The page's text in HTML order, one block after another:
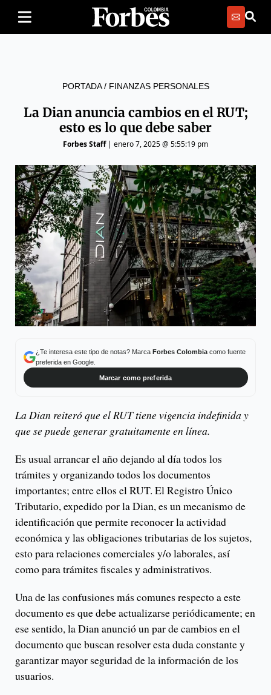
PORTADA/ FINANZAS PERSONALES
La Dian anuncia cambios en el RUT;
esto es lo que debe saber
Forbes Staff| enero 7, 2025 @ 5:55:19 pm
¿Te interesa este tipo de notas? Marca Forbes Colombiacomo fuente
preferida en Google.
Marcar como preferida
La Dian reiteró que el RUT tiene vigencia indefinida y
que se puede generar gratuitamente en línea.
Es usual arrancar el año dejando al día todos los
trámites y organizando todos los documentos
importantes; entre ellos el RUT. El Registro Único
Tributario, expedido por la Dian, es un mecanismo de
identificación que permite reconocer la actividad
económica y las obligaciones tributarias de los sujetos,
esto para relaciones comerciales y/o laborales, así
como para trámites fiscales y administrativos.
Una de las confusiones más comunes respecto a este
documento es que debe actualizarse periódicamente; en
ese sentido, la Dian anunció un par de cambios en el
documento que buscan resolver esta duda constante y
garantizar mayor seguridad de la información de los
usuarios.